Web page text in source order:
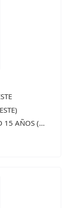
AÑOS (25%)